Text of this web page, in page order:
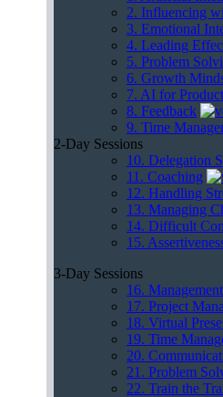
2. Influencing
3. Emotional
4. Leading
5. Problem
6. Growth
7. AI for
8. Feedback
9. Time
2-Day Sessions
10. Delegation
11. Coaching
12. Handling
13. Managing
14. Difficult
15.
3-Day Sessions
16.
17. Project
18. Virtual
19. Time
20.
21. Problem
22. Train the